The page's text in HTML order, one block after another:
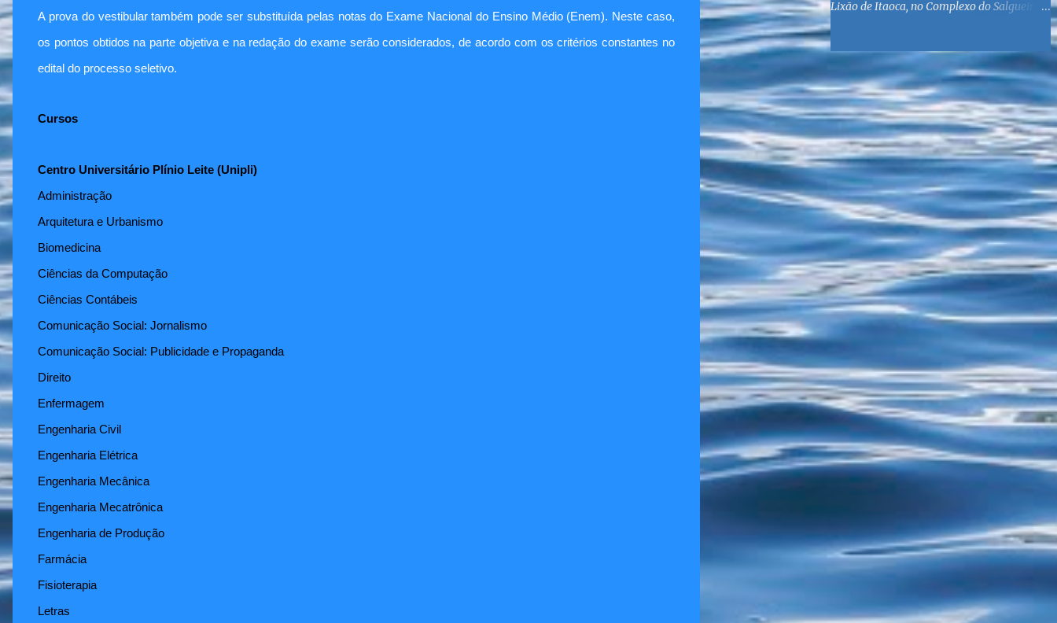
A prova do vestibular também pode ser substituída pelas notas do Exame Nacional do Ensino Médio (Enem). Neste caso,
os pontos obtidos na parte objetiva e na redação do exame serão considerados, de acordo com os critérios constantes no
edital do processo seletivo.
Cursos
Centro Universitário Plínio Leite (Unipli)
Administração
Arquitetura e Urbanismo
Biomedicina
Ciências da Computação
Ciências Contábeis
Comunicação Social: Jornalismo
Comunicação Social: Publicidade e Propaganda
Direito
Enfermagem
Engenharia Civil
Engenharia Elétrica
Engenharia Mecânica
Engenharia Mecatrônica
Engenharia de Produção
Farmácia
Fisioterapia
Letras
Lixão de Itaoca, no Complexo do Salgueiro,
catadores locais, como comida e material
higiênico, além de atendimento médico. O
Fórum Local espera contar com a
participação de ONGs locais e da população
do município. Aos interessados em
participar, basta se dirigir à Rua Dr.
Feliciano Sodré 82, Sala 104 – Centro, no
horário 9h às 17h, de segunda a sexta. Mais
informações também podem ser obtidas
pelo telefone (21) 3474-1004 e pelo e-mail
agenda21sg@r7.com . O Lixão do Salgueiro
foi fechado em fevereiro por determinação
do Governo Federal, que está instituindo o
fim de lixões no Brasil até 2014. Os
habitantes da região que viviam do lixo há
mais de 40 anos - selecionando roupas e
restos de alimentos para reciclagem, por
exemplo - estão proibidos de exercer
atividades de garimpagem. De acor...